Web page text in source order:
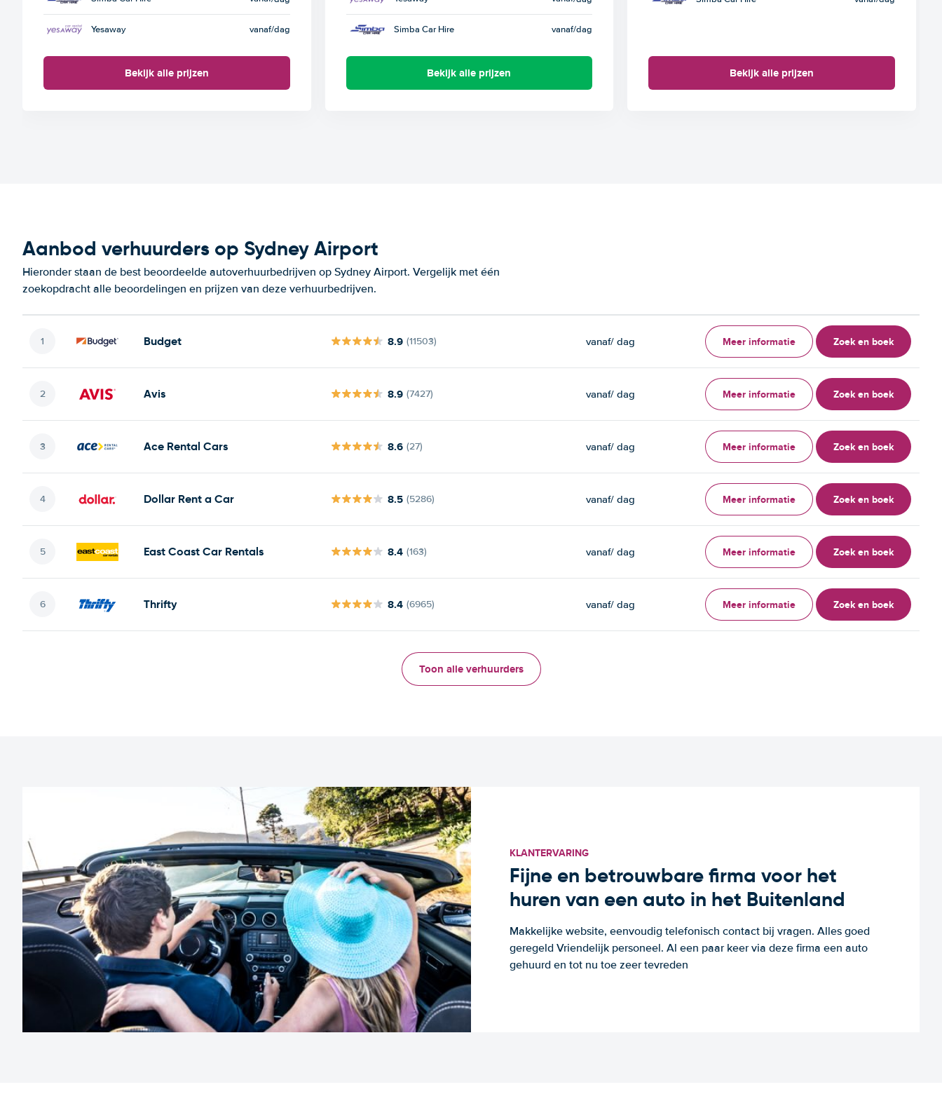
Yesaway vanaf/dag
Bekijk alle prijzen
Simba Car Hire vanaf/dag
Bekijk alle prijzen Bekijk alle prijzen
Aanbod verhuurders op Sydney Airport
Hieronder staan de best beoordeelde autoverhuurbedrijven op Sydney Airport. Vergelijk met één
zoekopdracht alle beoordelingen en prijzen van deze verhuurbedrijven.
Budget 8.9 (11503) vanaf/ dag Meer informatie Zoek en boek
Avis 8.9 (7427) vanaf/ dag Meer informatie Zoek en boek
Ace Rental Cars 8.6 (27) vanaf/ dag Meer informatie Zoek en boek
Dollar Rent a Car 8.5 (5286) vanaf/ dag Meer informatie Zoek en boek
East Coast Car Rentals 8.4 (163) vanaf/ dag Meer informatie Zoek en boek
Thrifty 8.4 (6965) vanaf/ dag Meer informatie Zoek en boek
Toon alle verhuurders
KLANTERVARING
Fijne en betrouwbare firma voor het
huren van een auto in het Buitenland
Makkelijke website, eenvoudig telefonisch contact bij vragen. Alles goed
geregeld Vriendelijk personeel. Al een paar keer via deze firma een auto
gehuurd en tot nu toe zeer tevreden